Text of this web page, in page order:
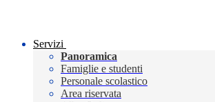
Servizi
Panoramica
Famiglie e studenti
Personale scolastico
Area riservata